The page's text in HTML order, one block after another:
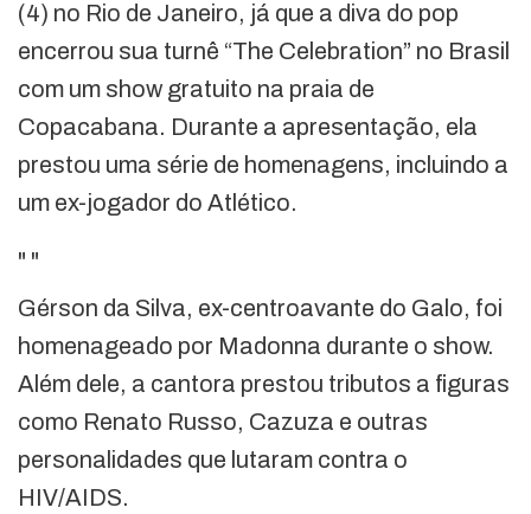
(4) no Rio de Janeiro, já que a diva do pop
encerrou sua turnê “The Celebration” no Brasil
com um show gratuito na praia de
Copacabana. Durante a apresentação, ela
prestou uma série de homenagens, incluindo a
um ex-jogador do Atlético.
" "
Gérson da Silva, ex-centroavante do Galo, foi
homenageado por Madonna durante o show.
Além dele, a cantora prestou tributos a figuras
como Renato Russo, Cazuza e outras
personalidades que lutaram contra o
HIV/AIDS.